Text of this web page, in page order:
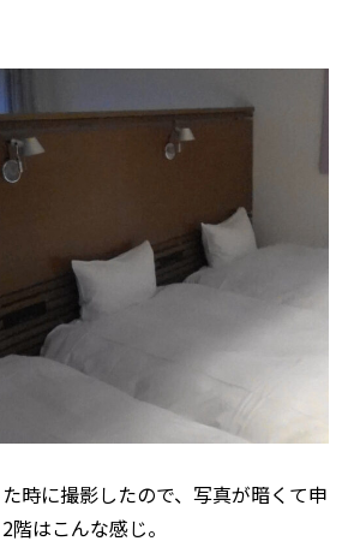
時に撮影したので、写真が暗くて申
階はこんな感じ。